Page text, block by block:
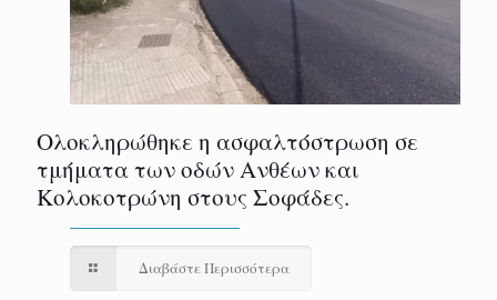
Ολοκληρώθηκε η ασφαλτόστρωση σε
τμήματα των οδών Ανθέων και
Κολοκοτρώνη στους Σοφάδες.
Διαβάστε Περισσότερα